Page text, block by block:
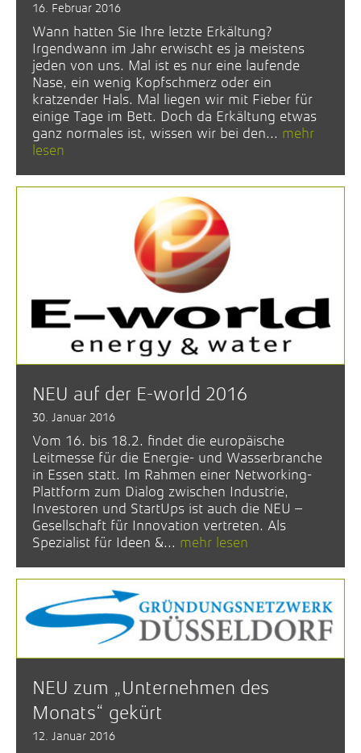
16. Februar 2016
Wann hatten Sie Ihre letzte Erkältung?
Irgendwann im Jahr erwischt es ja meistens
jeden von uns. Mal ist es nur eine laufende
Nase, ein wenig Kopfschmerz oder ein
kratzender Hals. Mal liegen wir mit Fieber für
einige Tage im Bett. Doch da Erkältung etwas
ganz normales ist, wissen wir bei den... mehr
lesen
NEU auf der E-world 2016
30. Januar 2016
Vom 16. bis 18.2. findet die europäische
Leitmesse für die Energie- und Wasserbranche
in Essen statt. Im Rahmen einer Networking-
Plattform zum Dialog zwischen Industrie,
Investoren und StartUps ist auch die NEU –
Gesellschaft für Innovation vertreten. Als
Spezialist für Ideen &... mehr lesen
NEU zum „Unternehmen des
Monats“ gekürt
12. Januar 2016